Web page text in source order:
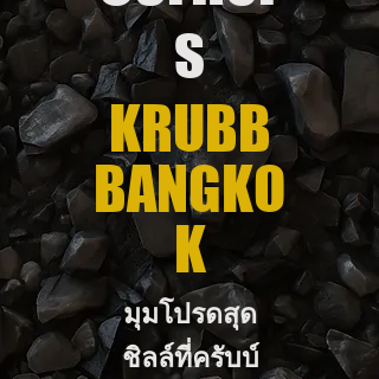
s
KRUBB
BANGKO
K
มุมโปรดสุด
ชิลล์ที่ครับบ์